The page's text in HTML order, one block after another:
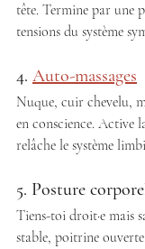
tête. Termine par une
tensions du système
4. Auto-massages
Nuque, cuir chevelu,
en conscience. Active
relâche le système
5. Posture
Tiens-toi droit·e mais
stable, poitrine